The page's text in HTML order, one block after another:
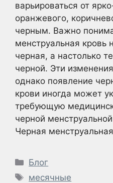
варьироваться от
оранжевого,
черным. Важно
менструальная кровь
черная, а настолько
черной. Эти
однако появление
крови иногда может
требующую
черной
Черная
Рубрики
Блог
Метки
месячные